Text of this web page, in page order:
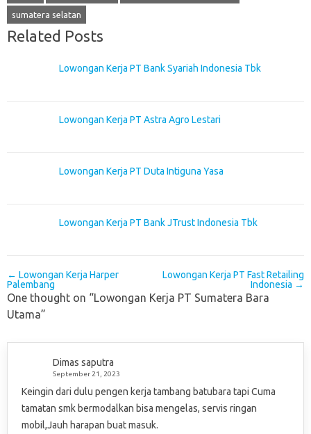
sumatera selatan
Related Posts
Lowongan Kerja PT Bank Syariah Indonesia Tbk
Lowongan Kerja PT Astra Agro Lestari
Lowongan Kerja PT Duta Intiguna Yasa
Lowongan Kerja PT Bank JTrust Indonesia Tbk
Post navigation
← Lowongan Kerja Harper
Palembang
Lowongan Kerja PT Fast Retailing
Indonesia →
One thought on “Lowongan Kerja PT Sumatera Bara
Utama”
Dimas saputra
September 21, 2023
Keingin dari dulu pengen kerja tambang batubara tapi Cuma
tamatan smk bermodalkan bisa mengelas, servis ringan
mobil,Jauh harapan buat masuk.